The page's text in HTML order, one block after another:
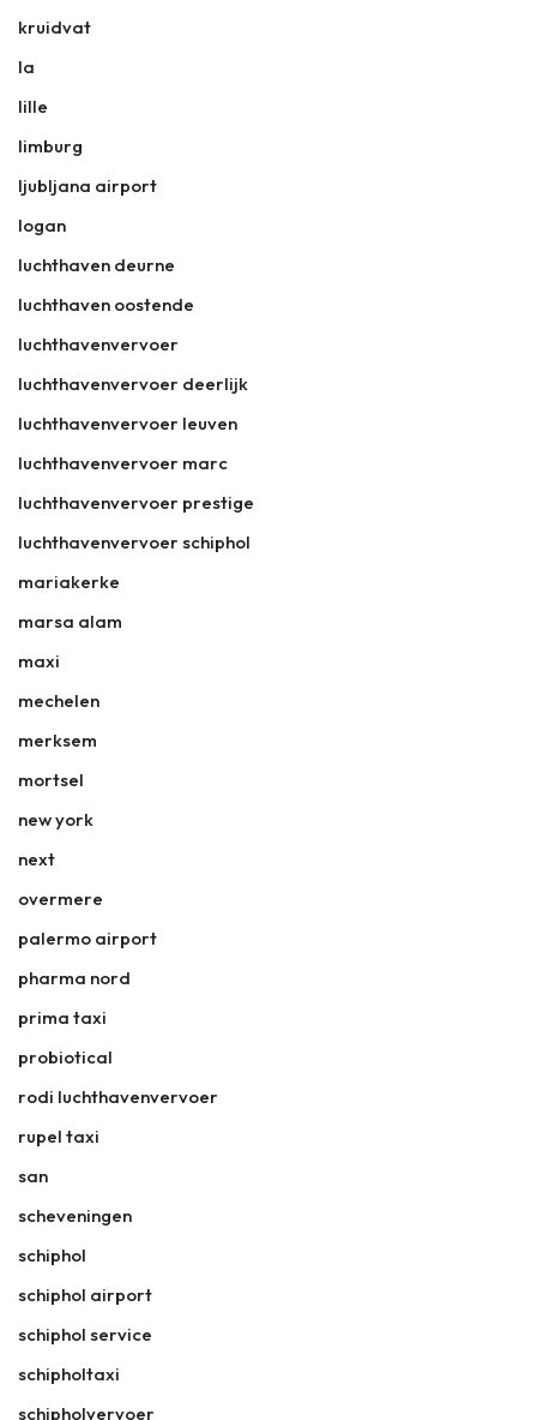
kruidvat
la
lille
limburg
ljubljana airport
logan
luchthaven deurne
luchthaven oostende
luchthavenvervoer
luchthavenvervoer deerlijk
luchthavenvervoer leuven
luchthavenvervoer marc
luchthavenvervoer prestige
luchthavenvervoer schiphol
mariakerke
marsa alam
maxi
mechelen
merksem
mortsel
new york
next
overmere
palermo airport
pharma nord
prima taxi
probiotical
rodi luchthavenvervoer
rupel taxi
san
scheveningen
schiphol
schiphol airport
schiphol service
schipholtaxi
schipholvervoer